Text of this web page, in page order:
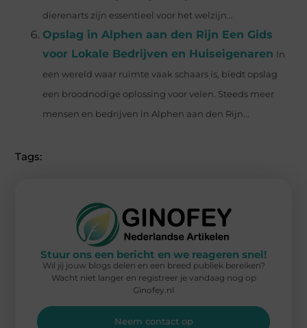
dierenarts zijn essentieel voor het welzijn...
Opslag in Alphen aan den Rijn Een Gids
voor Lokale Bedrijven en Huiseigenaren In
een wereld waar ruimte vaak schaars is, biedt opslag
een broodnodige oplossing voor velen. Steeds meer
mensen en bedrijven in Alphen aan den Rijn...
Tags:
Stuur ons een bericht en we reageren snel!
Wil jij jouw blogs delen en een breed publiek bereiken?
Wacht niet langer en registreer je vandaag nog op
Ginofey.nl
Neem contact op